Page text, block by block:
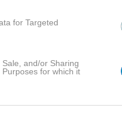
for Targeted
and/or Sharing
for which it